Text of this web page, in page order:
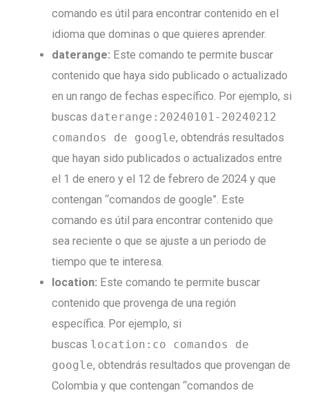
comando es útil para encontrar contenido en el
idioma que dominas o que quieres aprender.
daterange: Este comando te permite buscar
contenido que haya sido publicado o actualizado
en un rango de fechas específico. Por ejemplo, si
buscas daterange:20240101-20240212
comandos de google, obtendrás resultados
que hayan sido publicados o actualizados entre
el 1 de enero y el 12 de febrero de 2024 y que
contengan “comandos de google”. Este
comando es útil para encontrar contenido que
sea reciente o que se ajuste a un periodo de
tiempo que te interesa.
location: Este comando te permite buscar
contenido que provenga de una región
específica. Por ejemplo, si
buscas location:co comandos de
google, obtendrás resultados que provengan de
Colombia y que contengan “comandos de